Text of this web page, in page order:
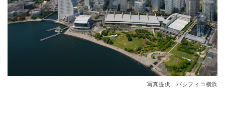
写真提供：パシフィコ横浜